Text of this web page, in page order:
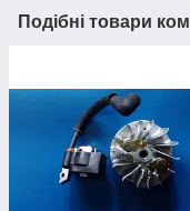
Подібні товари